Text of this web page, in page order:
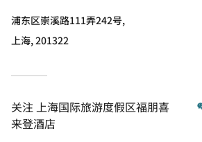
浦东区崇溪路111弄242号,
上海, 201322
关注上海国际旅游度假区福朋喜
来登酒店